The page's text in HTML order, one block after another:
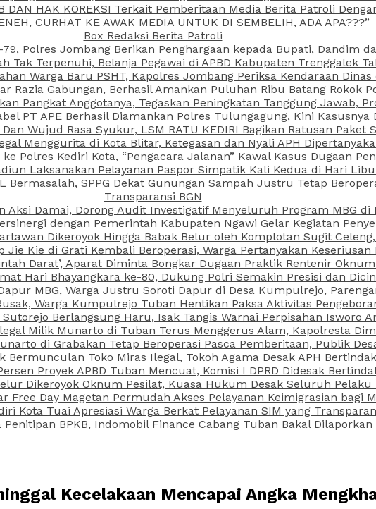
HAK KOREKSI Terkait Pemberitaan Media Berita Patroli
CURHAT KE AWAK MEDIA UNTUK DI SEMBELIH, ADA APA???”
Box Redaksi Berita Patroli
Polres Jombang Berikan Penghargaan kepada Bupati, Dandim
Tak Terpenuhi, Belanja Pegawai di APBD Kabupaten Trenggalek
Warga Baru PSHT, Kapolres Jombang Periksa Kendaraan
Razia Gabungan, Berhasil Amankan Puluhan Ribu Batang Rokok
Pangkat Anggotanya, Tegaskan Peningkatan Tanggung Jawab,
PT APE Berhasil Diamankan Polres Tulungagung, Kini
Wujud Rasa Syukur, LSM RATU KEDIRI Bagikan Ratusan Paket
Menggurita di Kota Blitar, Ketegasan dan Nyali APH
Polres Kediri Kota, “Pengacara Jalanan” Kawal Kasus Dugaan
Laksanakan Pelayanan Paspor Simpatik Kali Kedua di Hari
Bermasalah, SPPG Dekat Gunungan Sampah Justru Tetap
Transparansi BGN
Aksi Damai, Dorong Audit Investigatif Menyeluruh Program MBG di
dengan Pemerintah Kabupaten Ngawi Gelar Kegiatan
Dikeroyok Hingga Babak Belur oleh Komplotan Sugit
Kie di Grati Kembali Beroperasi, Warga Pertanyakan Keseriusan
Darat’, Aparat Diminta Bongkar Dugaan Praktik Rentenir
Hari Bhayangkara ke-80, Dukung Polri Semakin Presisi dan
MBG, Warga Justru Soroti Dapur di Desa Kumpulrejo,
Warga Kumpulrejo Tuban Hentikan Paksa Aktivitas
Berlangsung Haru, Isak Tangis Warnai Perpisahan Isworo
Milik Munarto di Tuban Terus Menggerus Alam, Kapolresta
di Grabakan Tetap Beroperasi Pasca Pemberitaan, Publik
Bermunculan Toko Miras Ilegal, Tokoh Agama Desak APH
Proyek APBD Tuban Mencuat, Komisi I DPRD Didesak
Dikeroyok Oknum Pesilat, Kuasa Hukum Desak Seluruh Pelaku
Free Day Magetan Permudah Akses Pelayanan Keimigrasian bagi
Kota Tuai Apresiasi Warga Berkat Pelayanan SIM yang
Penitipan BPKB, Indomobil Finance Cabang Tuban Bakal Dilaporkan
Kecelakaan Mencapai Angka